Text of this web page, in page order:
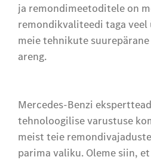
ja remondimeetoditele on
remondikvaliteedi taga
meie tehnikute
areng.
Mercedes-Benzi
tehnoloogilise varustuse
meist teie
parima valiku. Oleme siin,